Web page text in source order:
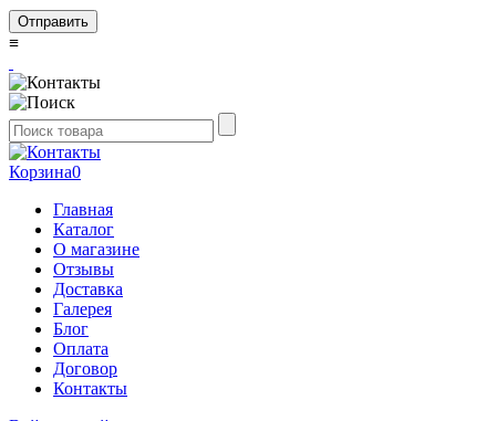
Отправить
≡
Корзина0
Главная
Каталог
О магазине
Отзывы
Доставка
Галерея
Блог
Оплата
Договор
Контакты